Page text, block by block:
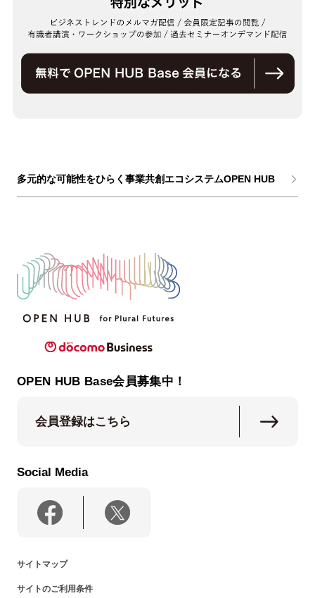
多元的な可能性をひらく事業共創エコシステムOPEN HUB
OPEN HUB Base会員募集中！
会員登録はこちら
Social Media
サイトマップ
サイトのご利用条件